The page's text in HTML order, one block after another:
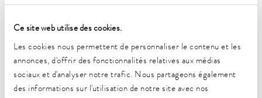
Ce site web utilise des cookies.
Les cookies nous permettent de personnaliser le contenu et les
annonces, d'offrir des fonctionnalités relatives aux médias
sociaux et d'analyser notre trafic. Nous partageons également
des informations sur l'utilisation de notre site avec nos
16 A
Pression de refoulement max.
3,1 bar